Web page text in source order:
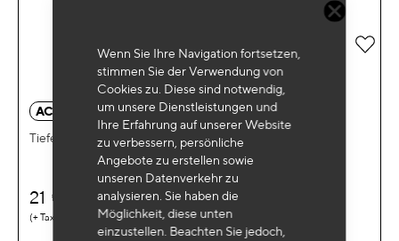
Wenn Sie Ihre Navigation fortsetzen,
stimmen Sie der Verwendung von
Cookies zu. Diese sind notwendig,
um unsere Dienstleistungen und
Ihre Erfahrung auf unserer Website
zu verbessern, persönliche
Angebote zu erstellen sowie
unseren Datenverkehr zu
analysieren. Sie haben die
Möglichkeit, diese unten
einzustellen. Beachten Sie jedoch,
AC 4951
Tiefenmesser für Reifen
21 €
0,06 €
Zur